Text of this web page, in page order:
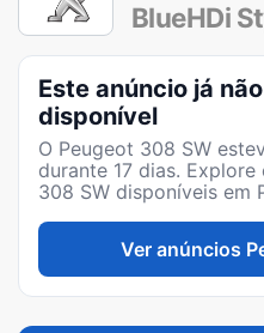
BlueHDi
Este anúncio já
disponível
O Peugeot 308 SW
durante 17 dias. Explore
308 SW disponíveis em
Ver anúncios